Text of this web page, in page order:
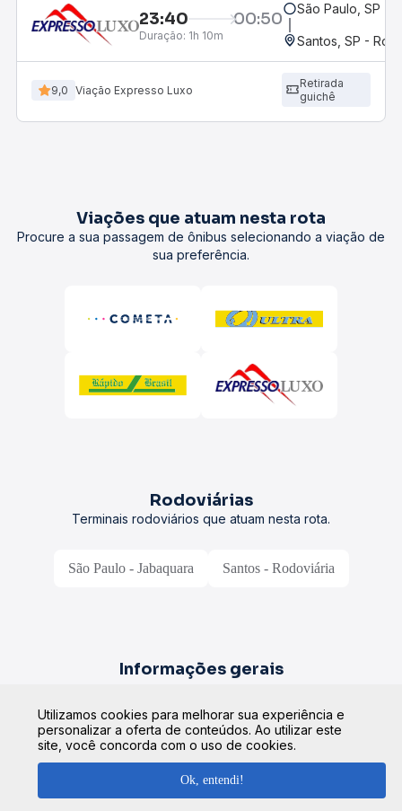
23:40 00:50
Duração: 1h 10m
São Paulo, SP -
Santos, SP -
9,0 Viação Expresso Luxo
Retirada
guichê
Viações que atuam nesta rota
Procure a sua passagem de ônibus selecionando a viação de
sua preferência.
Rodoviárias
Terminais rodoviários que atuam nesta rota.
São Paulo - Jabaquara Santos - Rodoviária
Informações gerais
Tempo médio de viagem
O tempo de viagem entre as cidades pode variar conforme a
rota, viação, condições de trânsito e o tipo de ônibus
escolhido. Consulte a estimativa ao selecionar sua passagem.
Utilizamos cookies para melhorar sua experiência e
personalizar a oferta de conteúdos. Ao utilizar este
site, você concorda com o uso de cookies.
Ok, entendi!